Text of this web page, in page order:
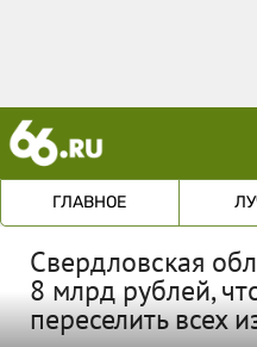
ГЛАВНОЕ
Свердловская
8 млрд рублей,
переселить всех